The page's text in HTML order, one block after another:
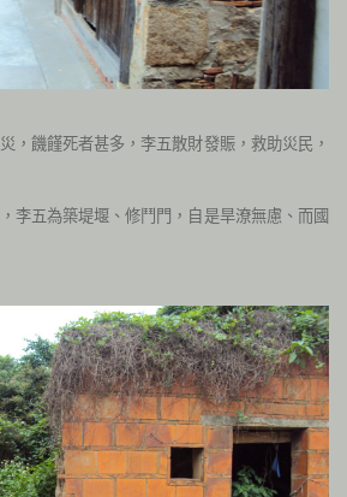
，饑饉死者甚多，李五散財發賑，救助災民，
李五為築堤堰、修鬥門，自是旱潦無慮、而國